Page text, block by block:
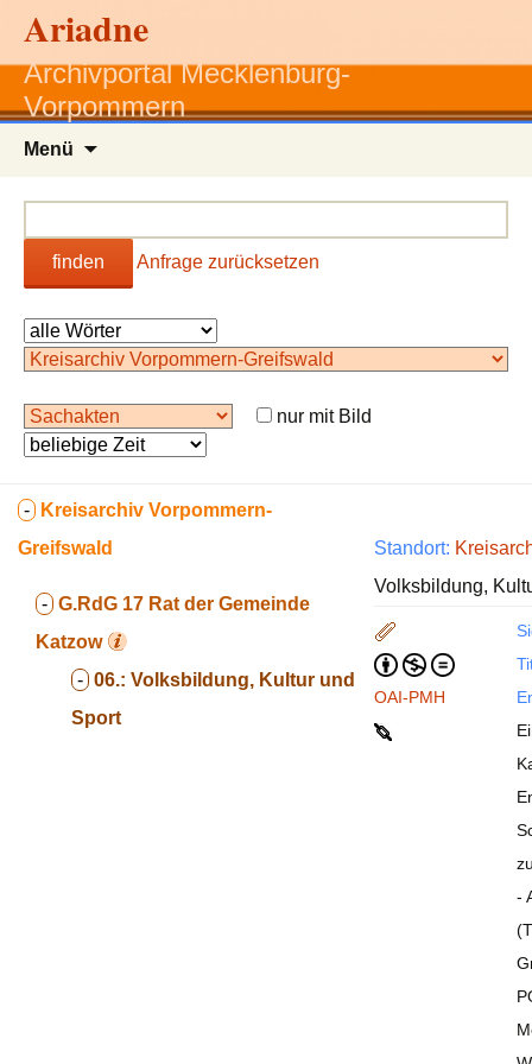
Ariadne
Archivportal Mecklenburg-
Vorpommern
Menü
finden Anfrage zurücksetzen
nur mit Bild
- Kreisarchiv Vorpommern-
Greifswald
- G.RdG 17 Rat der Gemeinde
Katzow
- 06.: Volksbildung, Kultur und
Sport
Standort:
Volksbildung,
OAI-PMH
-